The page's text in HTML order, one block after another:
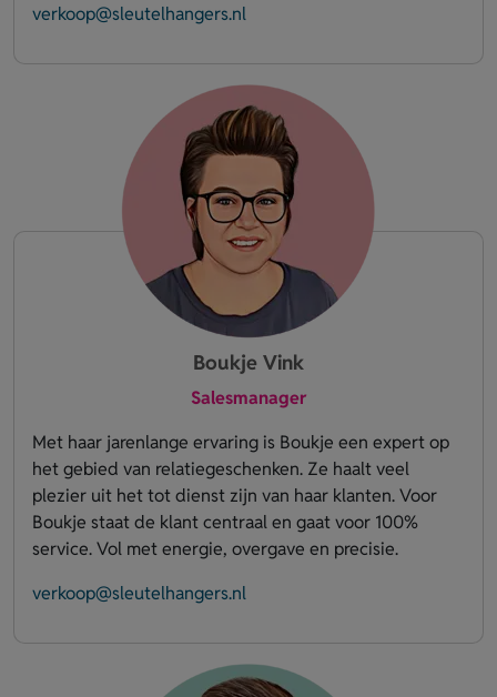
verkoop@sleutelhangers.nl
Boukje Vink
Salesmanager
Met haar jarenlange ervaring is Boukje een expert op
het gebied van relatiegeschenken. Ze haalt veel
plezier uit het tot dienst zijn van haar klanten. Voor
Boukje staat de klant centraal en gaat voor 100%
service. Vol met energie, overgave en precisie.
verkoop@sleutelhangers.nl